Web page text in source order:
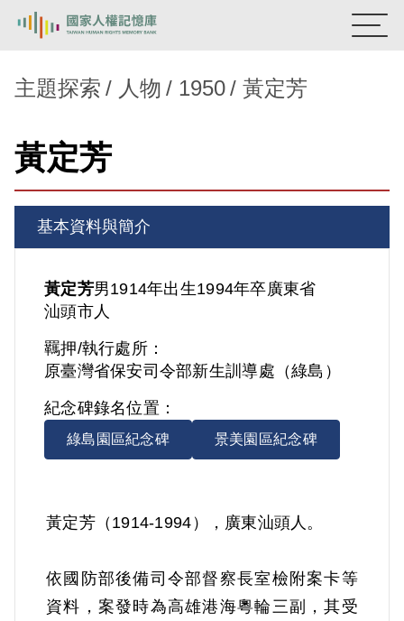
新生訓導處
主題探索
背景知識
關於我們
主題探索 人物 1950 黃定芳
黃定芳
基本資料與簡介
黃定芳男1914年出生1994年卒廣東省
汕頭市人
羈押/執行處所：
原臺灣省保安司令部新生訓導處（綠島）
紀念碑錄名位置：
綠島園區紀念碑 景美園區紀念碑
黃定芳（1914-1994），廣東汕頭人。
依國防部後備司令部督察長室檢附案卡等
資料，案發時為高雄港海粵輪三副，其受